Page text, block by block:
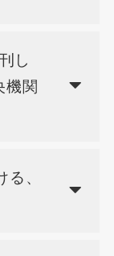
し
機関
、